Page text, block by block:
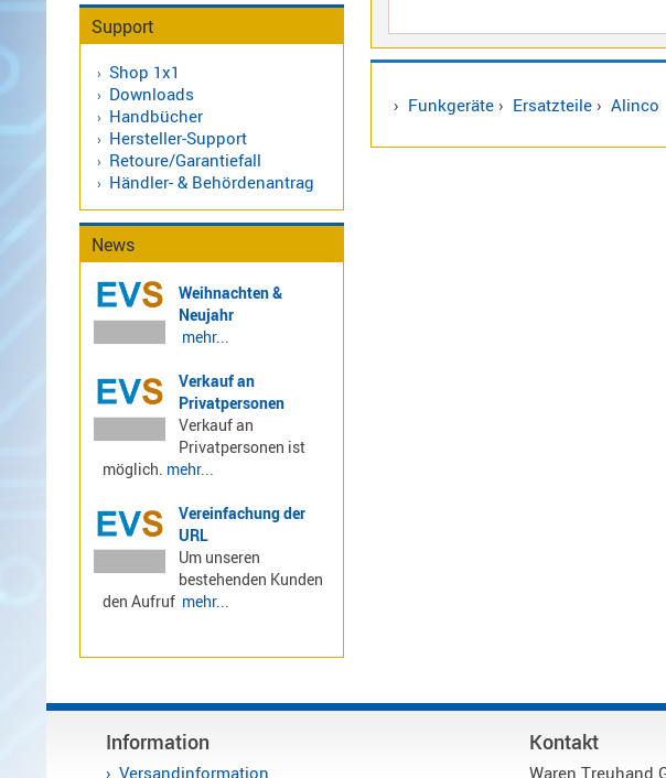
Scanner
Antennen
Basisantennen
Duplexer
Triplexer
Weichen
Multiband
Nagoya
Zubehör
Alinco
Standard
Support
Shop 1x1
Downloads
Handbücher
Hersteller-Support
Retoure/Garantiefall
Händler- & Behördenantrag
News
Weihnachten &
Neujahr
mehr...
Verkauf an
Privatpersonen
Verkauf an
Privatpersonen ist
möglich. mehr...
Vereinfachung der
URL
Um unseren
bestehenden Kunden
den Aufruf mehr...
› Funkgeräte › Ersatzteile › Alinco
Information
Versandinformation
Kontakt
Waren Treuhand